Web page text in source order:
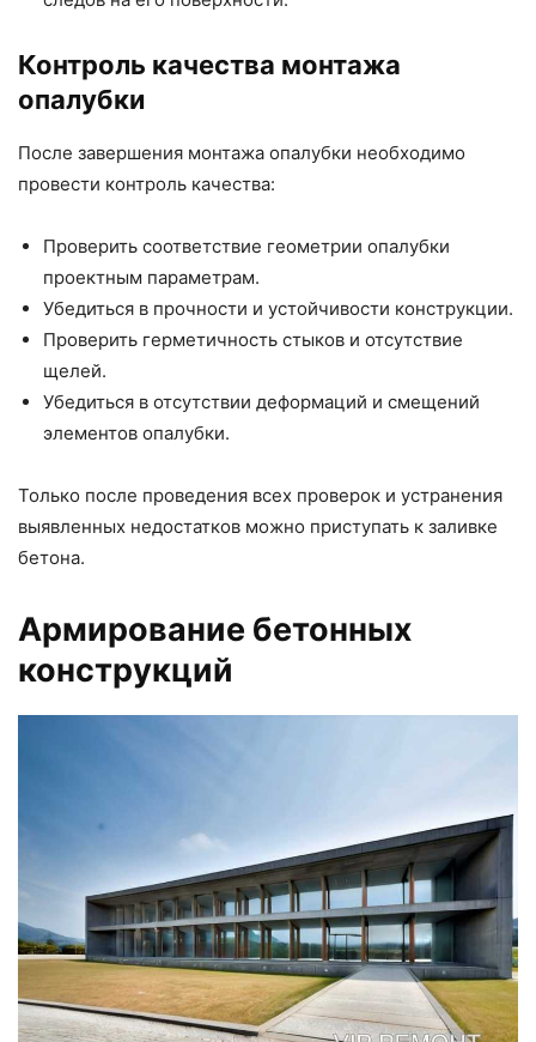
Контроль качества монтажа
опалубки
После завершения монтажа опалубки необходимо
провести контроль качества:
Проверить соответствие геометрии опалубки
проектным параметрам.
Убедиться в прочности и устойчивости конструкции.
Проверить герметичность стыков и отсутствие
щелей.
Убедиться в отсутствии деформаций и смещений
элементов опалубки.
Только после проведения всех проверок и устранения
выявленных недостатков можно приступать к заливке
бетона.
Армирование бетонных
конструкций